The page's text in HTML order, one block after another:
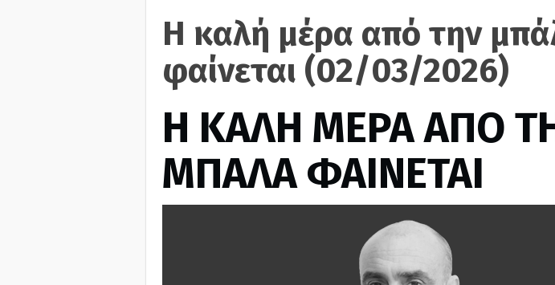
Η καλή μέρα από την
φαίνεται (02/03/2026)
H ΚΑΛΗ ΜΕΡΑ ΑΠΟ
ΜΠΑΛΑ ΦΑΙΝΕΤΑΙ